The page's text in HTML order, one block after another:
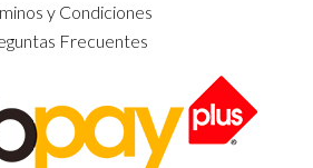
y Condiciones
Frecuentes